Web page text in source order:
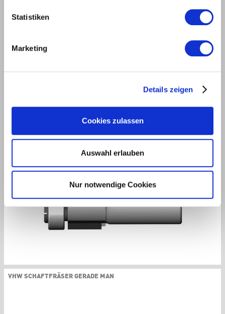
Statistiken
Marketing
Details zeigen
Cookies zulassen
Auswahl erlauben
Nur notwendige Cookies
DP SCHAFTFRÄSER GERADE MAN
VHW SCHAFTFRÄSER GERADE MAN